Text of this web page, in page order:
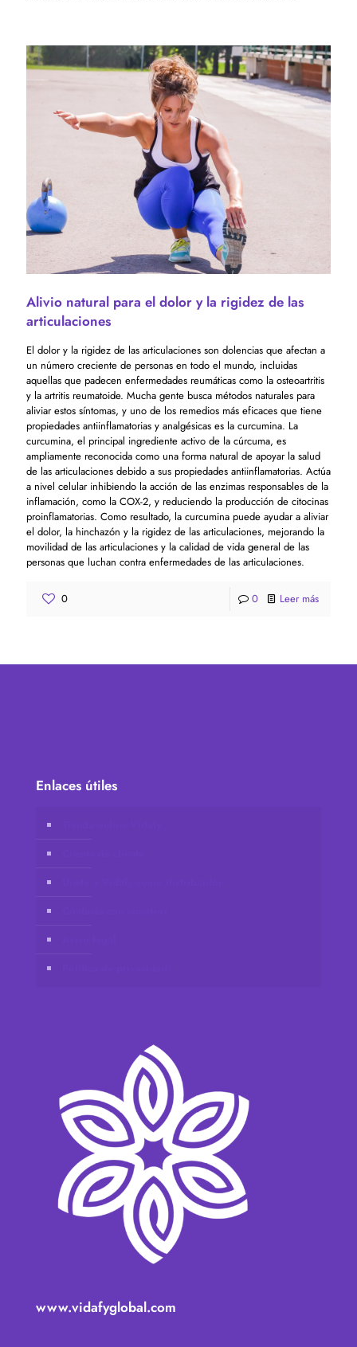
Alivio natural para el dolor y la rigidez de las
articulaciones
El dolor y la rigidez de las articulaciones son dolencias que afectan a
un número creciente de personas en todo el mundo, incluidas
aquellas que padecen enfermedades reumáticas como la osteoartritis
y la artritis reumatoide. Mucha gente busca métodos naturales para
aliviar estos síntomas, y uno de los remedios más eficaces que tiene
propiedades antiinflamatorias y analgésicas es la curcumina. La
curcumina, el principal ingrediente activo de la cúrcuma, es
ampliamente reconocida como una forma natural de apoyar la salud
de las articulaciones debido a sus propiedades antiinflamatorias. Actúa
a nivel celular inhibiendo la acción de las enzimas responsables de la
inflamación, como la COX-2, y reduciendo la producción de citocinas
proinflamatorias. Como resultado, la curcumina puede ayudar a aliviar
el dolor, la hinchazón y la rigidez de las articulaciones, mejorando la
movilidad de las articulaciones y la calidad de vida general de las
personas que luchan contra enfermedades de las articulaciones.
0 0 Leer más
Enlaces útiles
www.vidafyglobal.com